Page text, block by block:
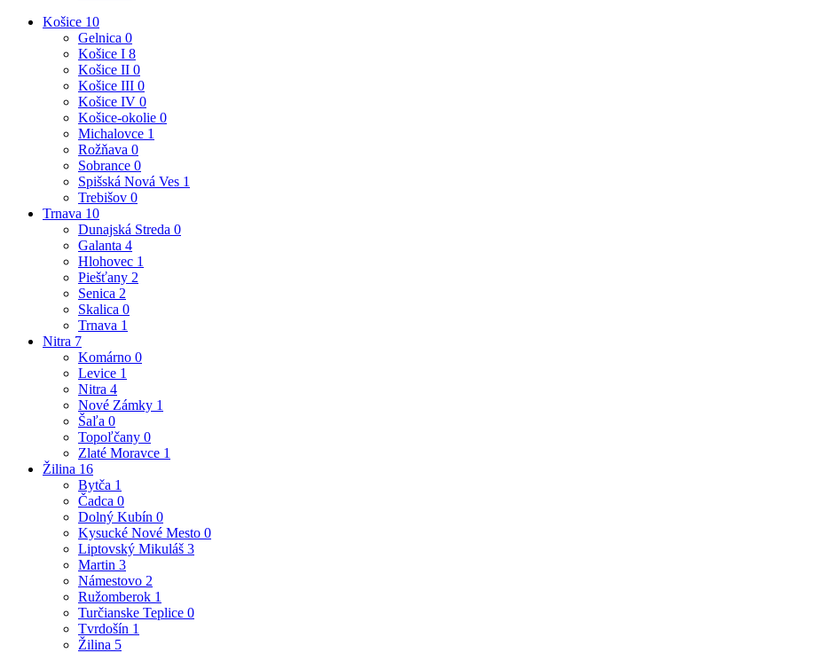
Košice 10
Gelnica 0
Košice I 8
Košice II 0
Košice III 0
Košice IV 0
Košice-okolie 0
Michalovce 1
Rožňava 0
Sobrance 0
Spišská Nová Ves 1
Trebišov 0
Trnava 10
Dunajská Streda 0
Galanta 4
Hlohovec 1
Piešťany 2
Senica 2
Skalica 0
Trnava 1
Nitra 7
Komárno 0
Levice 1
Nitra 4
Nové Zámky 1
Šaľa 0
Topoľčany 0
Zlaté Moravce 1
Žilina 16
Bytča 1
Čadca 0
Dolný Kubín 0
Kysucké Nové Mesto 0
Liptovský Mikuláš 3
Martin 3
Námestovo 2
Ružomberok 1
Turčianske Teplice 0
Tvrdošín 1
Žilina 5